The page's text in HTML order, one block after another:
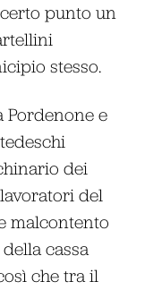
punto un
stesso.
Pordenone e
dei
del
malcontento
cassa
che tra il